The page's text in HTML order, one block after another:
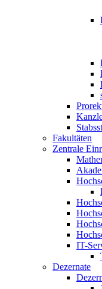
Fakultäten
Zentrale
IT-
Dezernate